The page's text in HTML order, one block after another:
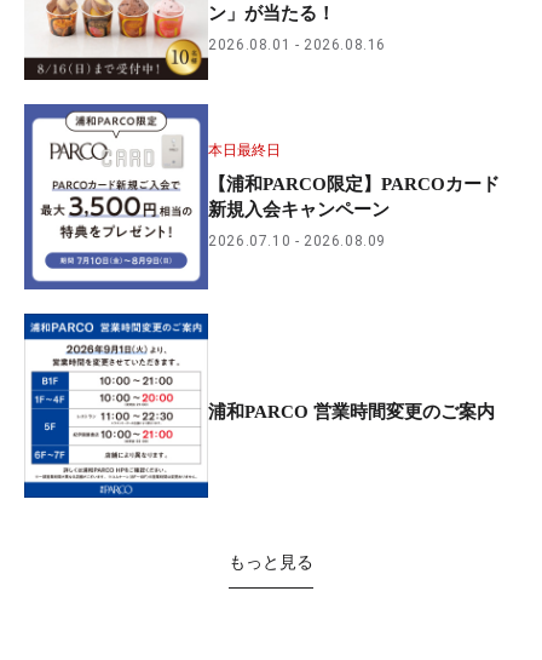
ン」が当たる！
2026.08.01 2026.08.16
本日最終日
【浦和PARCO限定】PARCOカード
新規入会キャンペーン
2026.07.10 2026.08.09
浦和PARCO 営業時間変更のご案内
もっと見る